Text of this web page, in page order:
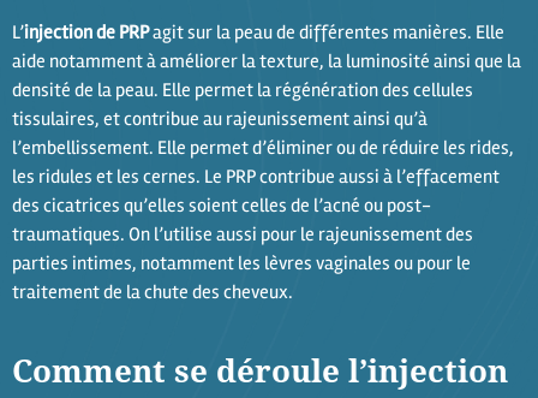
L’injection de PRPagit sur la peau de différentes manières. Elle
aide notamment à améliorer la texture, la luminosité ainsi que la
densité de la peau. Elle permet la régénération des cellules
tissulaires, et contribue au rajeunissement ainsi qu’à
l’embellissement. Elle permet d’éliminer ou de réduire les rides,
les ridules et les cernes. Le PRP contribue aussi à l’effacement
des cicatrices qu’elles soient celles de l’acné ou post-
traumatiques. On l’utilise aussi pour le rajeunissement des
parties intimes, notamment les lèvres vaginales ou pour le
traitement de la chute des cheveux.
Comment se déroule l’injection